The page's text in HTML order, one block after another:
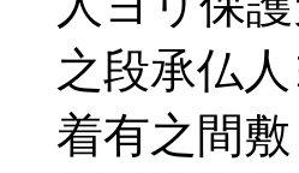
之段承仏人
着有之間敷